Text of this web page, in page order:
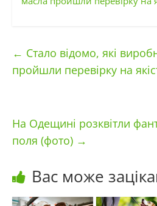
← Стало відомо, які
пройшли перевірку на
На Одещині розквітли
поля (фото) →
Вас може